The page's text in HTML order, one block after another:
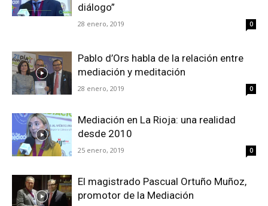
diálogo”
28 enero, 2019 0
Pablo d’Ors habla de la relación entre
mediación y meditación
28 enero, 2019 0
Mediación en La Rioja: una realidad
desde 2010
25 enero, 2019 0
El magistrado Pascual Ortuño Muñoz,
promotor de la Mediación